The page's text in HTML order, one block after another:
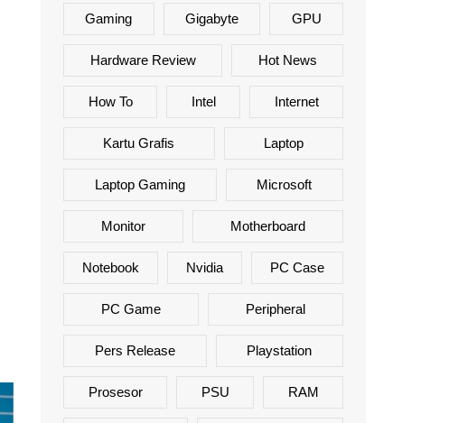
Gaming Gigabyte GPU
Hardware Review Hot News
How To Intel Internet
Kartu Grafis Laptop
Laptop Gaming Microsoft
Monitor Motherboard
Notebook Nvidia PC Case
PC Game Peripheral
Pers Release Playstation
Prosesor PSU RAM